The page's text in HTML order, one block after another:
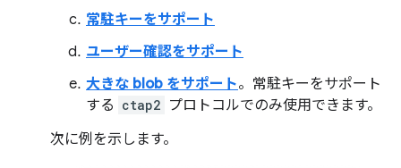
常駐キーをサポート
ユーザー確認をサポート
大きな blob をサポート。常駐キーをサポート
する ctap2 プロトコルでのみ使用できます。
次に例を示します。